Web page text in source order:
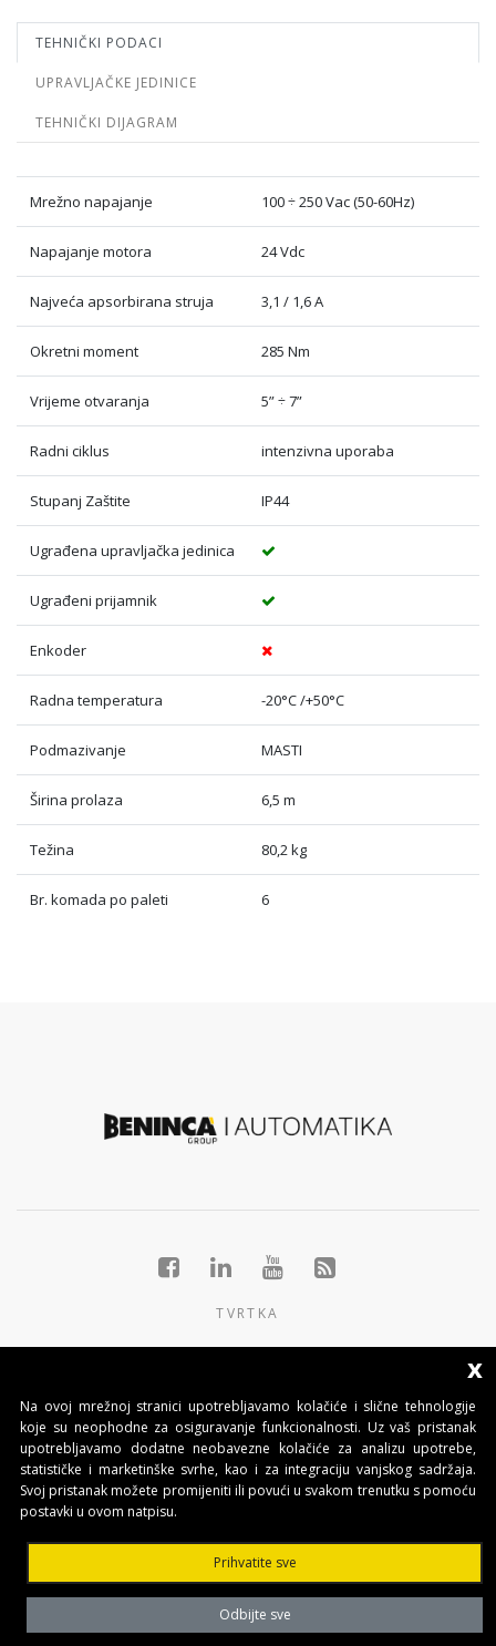
TEHNIČKI PODACI
UPRAVLJAČKE JEDINICE
TEHNIČKI DIJAGRAM
Mrežno napajanje 100 ÷ 250 Vac (50-60Hz)
Napajanje motora 24 Vdc
Najveća apsorbirana struja 3,1 / 1,6 A
Okretni moment 285 Nm
Vrijeme otvaranja 5” ÷ 7”
Radni ciklus intenzivna uporaba
Stupanj Zaštite IP44
Ugrađena upravljačka jedinica
Ugrađeni prijamnik
Enkoder
Radna temperatura -20°C /+50°C
Podmazivanje MASTI
Širina prolaza 6,5 m
Težina 80,2 kg
Br. komada po paleti 6
TVRTKA
PROIZVODI
KONTAKTI
BENINCA AUTOMATIKA D.O.O.
Marinići 183,Viškovo
51 216, (Hrvatska)
T +385 51 361 546
Temeljni kapital: 50.000,00 EUR (uplaćen u cjelosti)
x
Na ovoj mrežnoj stranici upotrebljavamo kolačiće i slične tehnologije
koje su neophodne za osiguravanje funkcionalnosti. Uz vaš pristanak
upotrebljavamo dodatne neobavezne kolačiće za analizu upotrebe,
statističke i marketinške svrhe, kao i za integraciju vanjskog sadržaja.
Svoj pristanak možete promijeniti ili povući u svakom trenutku s pomoću
postavki u ovom natpisu.
Prihvatite sve
Odbijte sve